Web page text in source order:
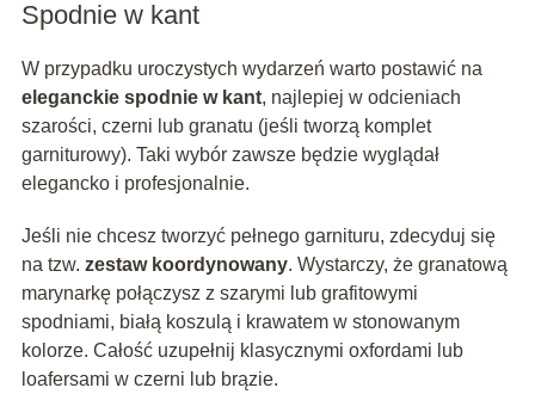
Spodnie w kant
W przypadku uroczystych wydarzeń warto postawić na
eleganckie spodnie w kant, najlepiej w odcieniach
szarości, czerni lub granatu (jeśli tworzą komplet
garniturowy). Taki wybór zawsze będzie wyglądał
elegancko i profesjonalnie.
Jeśli nie chcesz tworzyć pełnego garnituru, zdecyduj się
na tzw. zestaw koordynowany. Wystarczy, że granatową
marynarkę połączysz z szarymi lub grafitowymi
spodniami, białą koszulą i krawatem w stonowanym
kolorze. Całość uzupełnij klasycznymi oxfordami lub
loafersami w czerni lub brązie.